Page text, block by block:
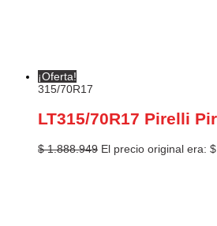
¡Oferta!
315/70R17
LT315/70R17 Pirelli
$1.888.949 El precio original era: